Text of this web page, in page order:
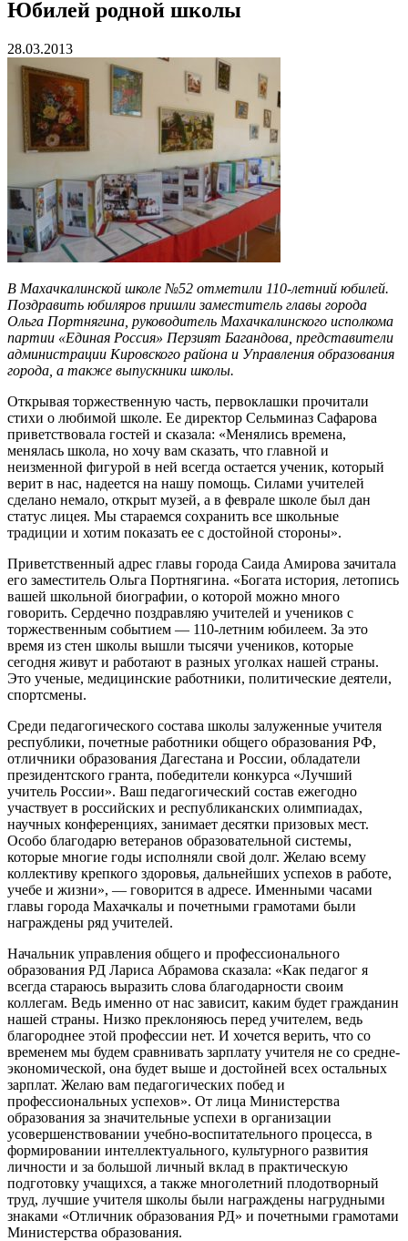
Юбилей родной школы
28.03.2013
В Махачкалинской школе №52 отметили 110-летний юбилей.
Поздравить юбиляров пришли заместитель главы города
Ольга Портнягина, руководитель Махачкалинского исполкома
партии «Единая Россия» Перзият Багандова, представители
администрации Кировского района и Управления образования
города, а также выпускники школы.
Открывая торжественную часть, первоклашки прочитали
стихи о любимой школе. Ее директор Сельминаз Сафарова
приветствовала гостей и сказала: «Менялись времена,
менялась школа, но хочу вам сказать, что главной и
неизменной фигурой в ней всегда остается ученик, который
верит в нас, надеется на нашу помощь. Силами учителей
сделано немало, открыт музей, а в феврале школе был дан
статус лицея. Мы стараемся сохранить все школьные
традиции и хотим показать ее с достойной стороны».
Приветственный адрес главы города Саида Амирова зачитала
его заместитель Ольга Портнягина. «Богата история, летопись
вашей школьной биографии, о которой можно много
говорить. Сердечно поздравляю учителей и учеников с
торжественным событием — 110-летним юбилеем. За это
время из стен школы вышли тысячи учеников, которые
сегодня живут и работают в разных уголках нашей страны.
Это ученые, медицинские работники, политические деятели,
спортсмены.
Среди педагогического состава школы залуженные учителя
республики, почетные работники общего образования РФ,
отличники образования Дагестана и России, обладатели
президентского гранта, победители конкурса «Лучший
учитель России». Ваш педагогический состав ежегодно
участвует в российских и республиканских олимпиадах,
научных конференциях, занимает десятки призовых мест.
Особо благодарю ветеранов образовательной системы,
которые многие годы исполняли свой долг. Желаю всему
коллективу крепкого здоровья, дальнейших успехов в работе,
учебе и жизни», — говорится в адресе. Именными часами
главы города Махачкалы и почетными грамотами были
награждены ряд учителей.
Начальник управления общего и профессионального
образования РД Лариса Абрамова сказала: «Как педагог я
всегда стараюсь выразить слова благодарности своим
коллегам. Ведь именно от нас зависит, каким будет гражданин
нашей страны. Низко преклоняюсь перед учителем, ведь
благороднее этой профессии нет. И хочется верить, что со
временем мы будем сравнивать зарплату учителя не со средне-
экономической, она будет выше и достойней всех остальных
зарплат. Желаю вам педагогических побед и
профессиональных успехов». От лица Министерства
образования за значительные успехи в организации
усовершенствовании учебно-воспитательного процесса, в
формировании интеллектуального, культурного развития
личности и за большой личный вклад в практическую
подготовку учащихся, а также многолетний плодотворный
труд, лучшие учителя школы были награждены нагрудными
знаками «Отличник образования РД» и почетными грамотами
Министерства образования.